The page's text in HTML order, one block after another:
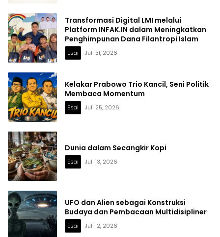
Transformasi Digital LMI melalui
Platform INFAK.IN dalam Meningkatkan
Penghimpunan Dana Filantropi Islam
Esai Juli 31, 2026
Kelakar Prabowo Trio Kancil, Seni Politik
Membaca Momentum
Esai Juli 25, 2026
Dunia dalam Secangkir Kopi
Esai Juli 13, 2026
UFO dan Alien sebagai Konstruksi
Budaya dan Pembacaan Multidisipliner
Esai Juli 12, 2026